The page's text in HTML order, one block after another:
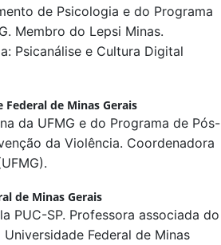
de Psicologia e do Programa
Membro do Lepsi Minas.
Psicanálise e Cultura Digital
Federal de Minas Gerais
da UFMG e do Programa de Pós-
da Violência. Coordenadora
de Minas Gerais
PUC-SP. Professora associada do
Federal de Minas